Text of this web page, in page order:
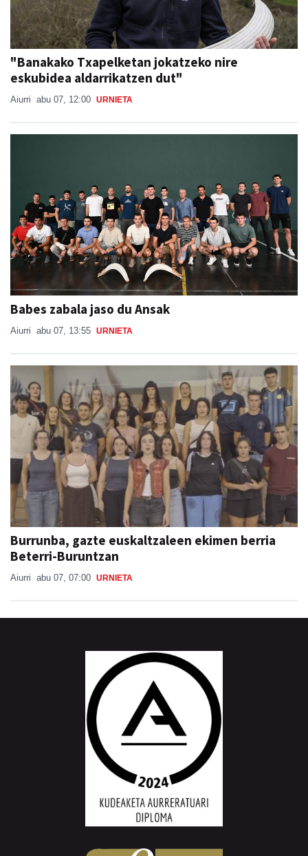
"Banakako Txapelketan jokatzeko nire
eskubidea aldarrikatzen dut"
Aiurri abu 07, 12:00 URNIETA
Babes zabala jaso du Ansak
Aiurri abu 07, 13:55 URNIETA
Burrunba, gazte euskaltzaleen ekimen berria
Beterri-Buruntzan
Aiurri abu 07, 07:00 URNIETA